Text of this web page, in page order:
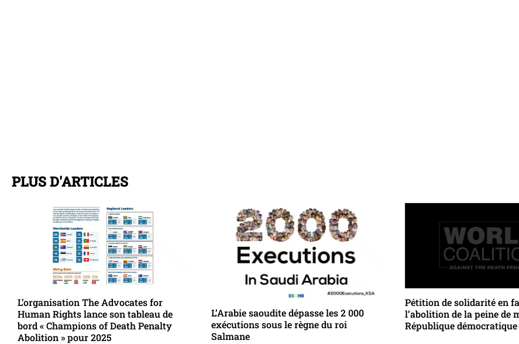
PLUS D'ARTICLES
L’organisation The Advocates for
Human Rights lance son tableau de
bord « Champions of Death Penalty
Abolition » pour 2025
L’Arabie saoudite dépasse les 2 000
exécutions sous le règne du roi
Salmane
Pétition de solidarité en
l’abolition de la peine de
République démocratique